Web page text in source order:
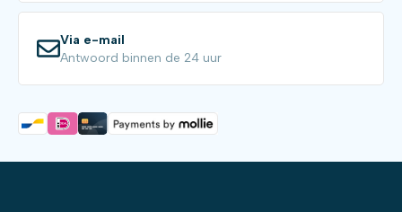
Via e-mail
Antwoord binnen de 24 uur